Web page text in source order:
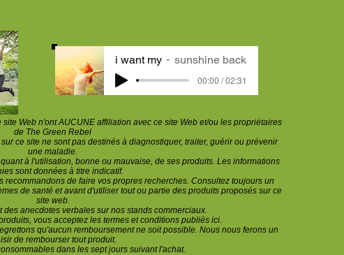
i want my sunshine back
00:00 / 02:31
Web n'ont AUCUNE affiliation avec ce site Web et/ou les propriétaires
de The Green Rebel
ce site ne sont pas destinés à diagnostiquer, traiter, guérir ou prévenir
une maladie.
à l'utilisation, bonne ou mauvaise, de ses produits. Les informations
sont données à titre indicatif.
recommandons de faire vos propres recherches. Consultez toujours un
de santé et avant d'utiliser tout ou partie des produits proposés sur ce
site web.
des anecdotes verbales sur nos stands commerciaux.
vous acceptez les termes et conditions publiés ici.
qu'aucun remboursement ne soit possible. Nous nous ferons un
de rembourser tout produit.
dans les sept jours suivant l'achat.